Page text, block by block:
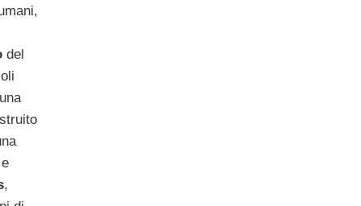
del
,